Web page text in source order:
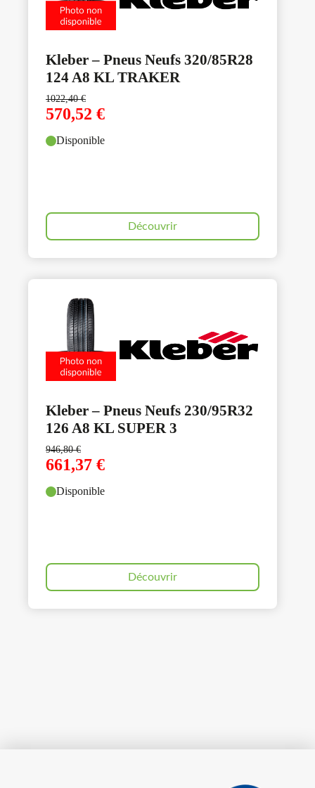
Kleber – Pneus Neufs 320/85R28
124 A8 KL TRAKER
1022,40€
570,52 €
Disponible
Découvrir
Kleber – Pneus Neufs 230/95R32
126 A8 KL SUPER 3
946,80€
661,37 €
Disponible
Découvrir